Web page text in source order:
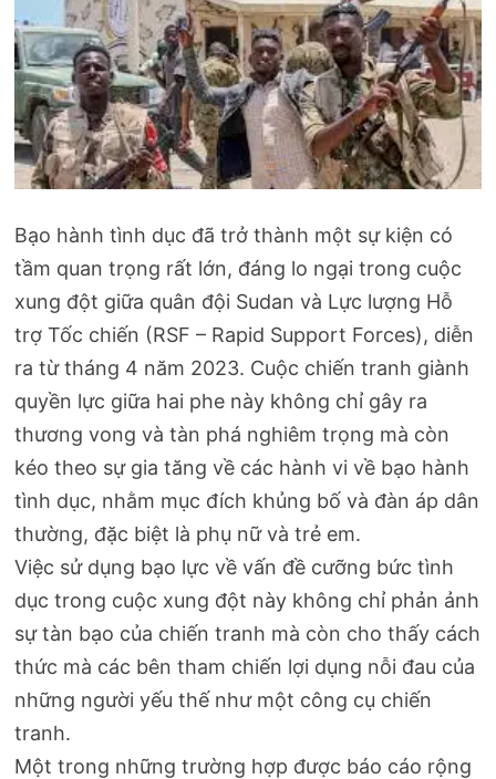
Bạo hành tình dục đã trở thành một sự kiện có
tầm quan trọng rất lớn, đáng lo ngại trong cuộc
xung đột giữa quân đội Sudan và Lực lượng Hỗ
trợ Tốc chiến (RSF – Rapid Support Forces), diễn
ra từ tháng 4 năm 2023. Cuộc chiến tranh giành
quyền lực giữa hai phe này không chỉ gây ra
thương vong và tàn phá nghiêm trọng mà còn
kéo theo sự gia tăng về các hành vi về bạo hành
tình dục, nhằm mục đích khủng bố và đàn áp dân
thường, đặc biệt là phụ nữ và trẻ em.
Việc sử dụng bạo lực về vấn đề cưỡng bức tình
dục trong cuộc xung đột này không chỉ phản ảnh
sự tàn bạo của chiến tranh mà còn cho thấy cách
thức mà các bên tham chiến lợi dụng nỗi đau của
những người yếu thế như một công cụ chiến
tranh.
Một trong những trường hợp được báo cáo rộng